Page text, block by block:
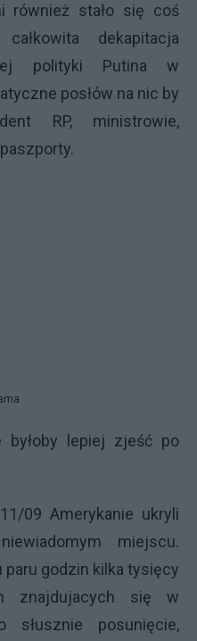
również stało się coś
dekapitacja
polityki Putina w
posłów na nic by
RP, ministrowie,
lepiej zjeść po
09 Amerykanie ukryli
miejscu.
godzin kilka tysięcy
znajdujacych się w
słusznie posunięcie,